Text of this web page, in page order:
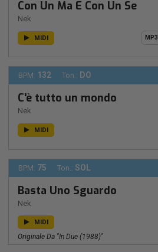
Con Un Ma E Con Un Se
Nek
MIDI MP3
BPM: 132 Ton.: DO
C'è tutto un mondo
Nek
MIDI
BPM: 75 Ton.: SOL
Basta Uno Sguardo
Nek
MIDI
Originale Da "in Due (1988)"